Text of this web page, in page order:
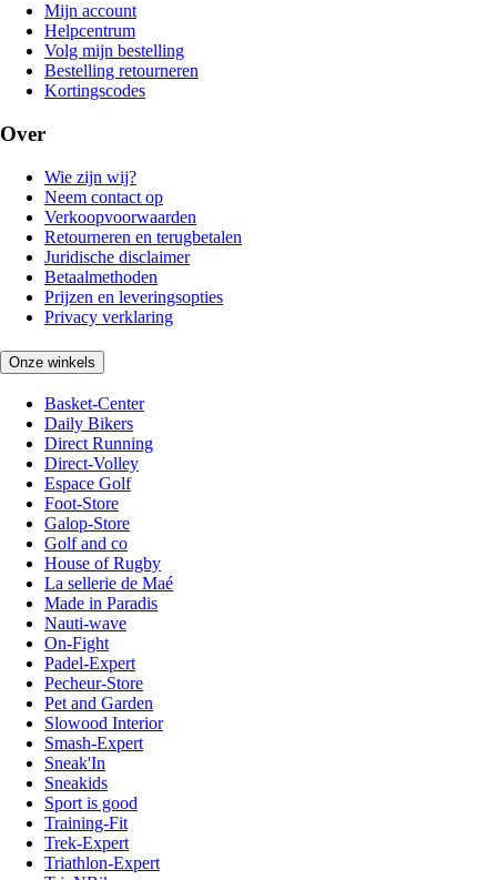
Mijn account
Helpcentrum
Volg mijn bestelling
Bestelling retourneren
Kortingscodes
Over
Wie zijn wij?
Neem contact op
Verkoopvoorwaarden
Retourneren en terugbetalen
Juridische disclaimer
Betaalmethoden
Prijzen en leveringsopties
Privacy verklaring
Onze winkels
Basket-Center
Daily Bikers
Direct Running
Direct-Volley
Espace Golf
Foot-Store
Galop-Store
Golf and co
House of Rugby
La sellerie de Maé
Made in Paradis
Nauti-wave
On-Fight
Padel-Expert
Pecheur-Store
Pet and Garden
Slowood Interior
Smash-Expert
Sneak'In
Sneakids
Sport is good
Training-Fit
Trek-Expert
Triathlon-Expert